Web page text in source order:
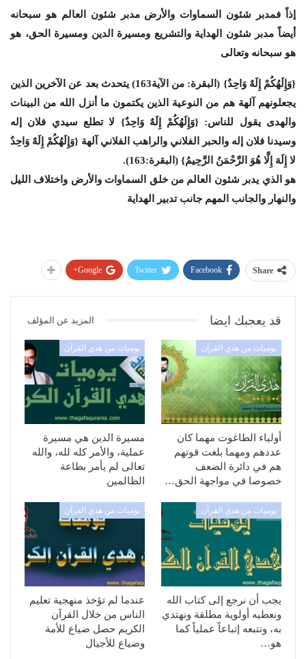
إذاً فمدبر شئون السماوات والأرض مدبر شئون العالم هو سبحانه
أيضاً مدبر شئون الهداية والتشريع ومسيرة الدين ومسيرة الحق، هو
هو سبحانه وتعالى
{وَإِلَهُكُمْ إِلَهٌ وَاحِدٌ} (البقرة: من الآية163) يتحدث بعد عن الآخرين الذين
يجعلونهم آلهة هم من النوعية الذين يكتمون ما أنزل الله من البينات
والهدى يقول للناس: {وَإِلَهُكُمْ إِلَهٌ وَاحِدٌ} لا تطلع سيدي فلان إله
وسيدنا فلان إله والحبر الفلاني والراهب الفلاني آلهة {وَإِلَهُكُمْ إِلَهٌ وَاحِدٌ
لا إِلَهَ إِلَّا هُوَ الرَّحْمَنُ الرَّحِيمُ} (البقرة:163).
هو الذي يدبر شئون العالم من خلق السماوات والأرض واختلاف الليل
والنهار والجانب المهم جانب تدبير الهداية
Share
Facebook
Twitter
Google+
قد يعجبك ايضا المزيد عن المؤلف
يوميات من هدي القرآن
أولياء الطاغوت مهما كان
عددهم ومهما بلغت قوتهم
هم في دائرة الضعف
خصوصا في مواجهة الحق…
يوميات من هدي القرآن
مسيرة الدين هي مسيرة
عملية، والأمر كله لله، والله
تعالى لم يأمر بطاعة
الظالمين
يوميات من هدي القرآن
يجب أن نرجع إلى كتاب الله
ونعطيه أولوية مطلقة ونهتدي
به، ونتبعه إتباعاً عملياً كما
هو…
يوميات من هدي القرآن
عندما لم تؤخذ منهجية تعليم
الناس من خلال القرآن
الكريم حصل ضياع للأمة
وضياع للأجيال